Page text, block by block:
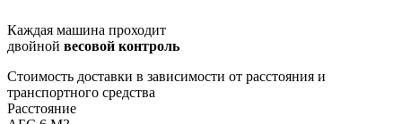
Каждая машина проходит
двойной весовой контроль
Стоимость доставки в зависимости от расстояния и
транспортного средства
Расстояние